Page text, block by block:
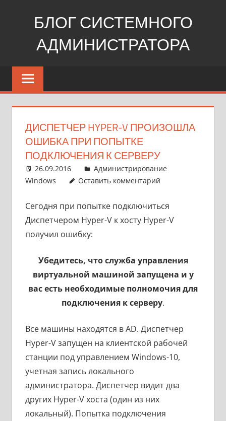
БЛОГ СИСТЕМНОГО
АДМИНИСТРАТОРА
Windows,
Linux,
ДИСПЕТЧЕР HYPER-V ПРОИЗОШЛА
ОШИБКА ПРИ ПОПЫТКЕ
ПОДКЛЮЧЕНИЯ К СЕРВЕРУ
26.09.2016 pike777
Администрирование
Windows
Оставить комментарий
Сегодня при попытке подключиться
Диспетчером Hyper-V к хосту Hyper-V
получил ошибку:
Убедитесь, что служба управления
виртуальной машиной запущена и у
вас есть необходимые полномочия для
подключения к серверу.
Все машины находятся в AD. Диспетчер
Hyper-V запущен на клиентской рабочей
станции под управлением Windows-10,
учетная запись локального
администратора. Диспетчер видит два
других Hyper-V хоста (один из них
локальный). Попытка подключения